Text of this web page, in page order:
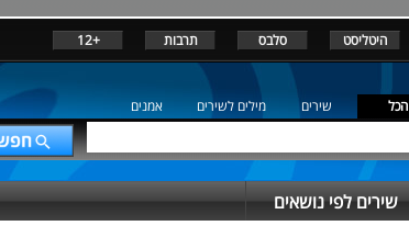
היטליסט סלבס תרבות +12
הכל שירים מילים לשירים אמנים
שירים לפי נושאים